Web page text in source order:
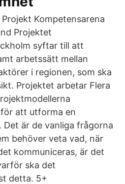
Kompetensarena
Projektet
syftar till att
arbetssätt mellan
i regionen, som ska
Projektet arbetar Flera
att utforma en
Det är de vanliga frågorna
behöver veta vad, när
kommuniceras, är det
ska det
detta. 5+